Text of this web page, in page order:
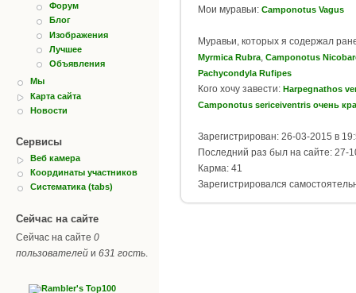
Форум
Блог
Изображения
Лучшее
Объявления
Мы
Карта сайта
Новости
Сервисы
Веб камера
Координаты участников
Систематика (tabs)
Сейчас на сайте
Сейчас на сайте 0
пользователей и 631 гость.
Мои муравьи: Camponotus Vagus
Муравьи, которых я содержал
Myrmica Rubra Camponotus
Pachycondyla Rufipes
Кого хочу завести: Harpegnathos
Camponotus sericeiventris очень
Зарегистрирован: 26-03-2015 в
Последний раз был на сайте: 27-
Карма: 41
Зарегистрировался